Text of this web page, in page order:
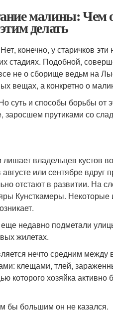
малины: Чем
делать
конечно, у старичков эти
стадиях. Подобной,
не о сборище ведьм на
вещах, а конкретно о
суть и способы борьбы от
заросшем прутиками со
владельцев кустов
или сентябре вдруг
отстают в развитии. На
Кунсткамеры. Некоторые
еще недавно подметали
жилетах.
нечто средним между
клещами, тлей,
которого хозяйка активно
бы большим он не казался.